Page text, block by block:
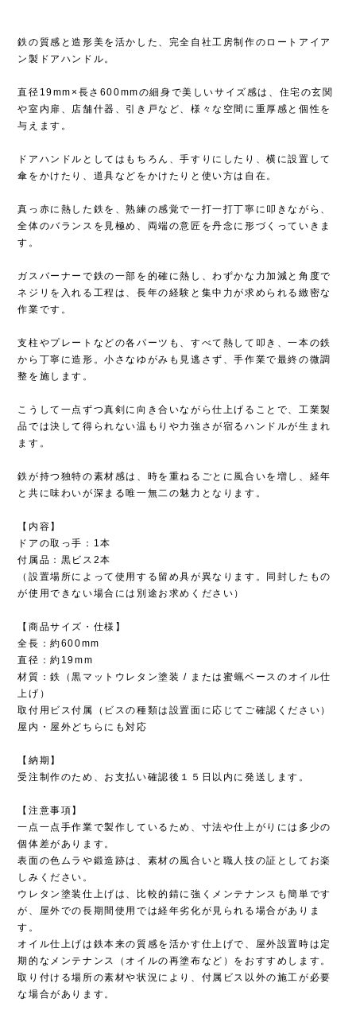
鉄の質感と造形美を活かした、完全自社工房制作のロートアイア
ン製ドアハンドル。
直径19mm×長さ600mmの細身で美しいサイズ感は、住宅の玄関
や室内扉、店舗什器、引き戸など、様々な空間に重厚感と個性を
与えます。
ドアハンドルとしてはもちろん、手すりにしたり、横に設置して
傘をかけたり、道具などをかけたりと使い方は自在。
真っ赤に熱した鉄を、熟練の感覚で一打一打丁寧に叩きながら、
全体のバランスを見極め、両端の意匠を丹念に形づくっていきま
す。
ガスバーナーで鉄の一部を的確に熱し、わずかな力加減と角度で
ネジリを入れる工程は、長年の経験と集中力が求められる緻密な
作業です。
支柱やプレートなどの各パーツも、すべて熱して叩き、一本の鉄
から丁寧に造形。小さなゆがみも見逃さず、手作業で最終の微調
整を施します。
こうして一点ずつ真剣に向き合いながら仕上げることで、工業製
品では決して得られない温もりや力強さが宿るハンドルが生まれ
ます。
鉄が持つ独特の素材感は、時を重ねるごとに風合いを増し、経年
と共に味わいが深まる唯一無二の魅力となります。
【内容】
ドアの取っ手：1本
付属品：黒ビス2本
（設置場所によって使用する留め具が異なります。同封したもの
が使用できない場合には別途お求めください）
【商品サイズ・仕様】
全長：約600mm
直径：約19mm
材質：鉄（黒マットウレタン塗装 / または蜜蝋ベースのオイル仕
上げ）
取付用ビス付属（ビスの種類は設置面に応じてご確認ください）
屋内・屋外どちらにも対応
【納期】
受注制作のため、お支払い確認後１５日以内に発送します。
【注意事項】
一点一点手作業で製作しているため、寸法や仕上がりには多少の
個体差があります。
表面の色ムラや鍛造跡は、素材の風合いと職人技の証としてお楽
しみください。
ウレタン塗装仕上げは、比較的錆に強くメンテナンスも簡単です
が、屋外での長期間使用では経年劣化が見られる場合がありま
す。
オイル仕上げは鉄本来の質感を活かす仕上げで、屋外設置時は定
期的なメンテナンス（オイルの再塗布など）をおすすめします。
取り付ける場所の素材や状況により、付属ビス以外の施工が必要
な場合があります。